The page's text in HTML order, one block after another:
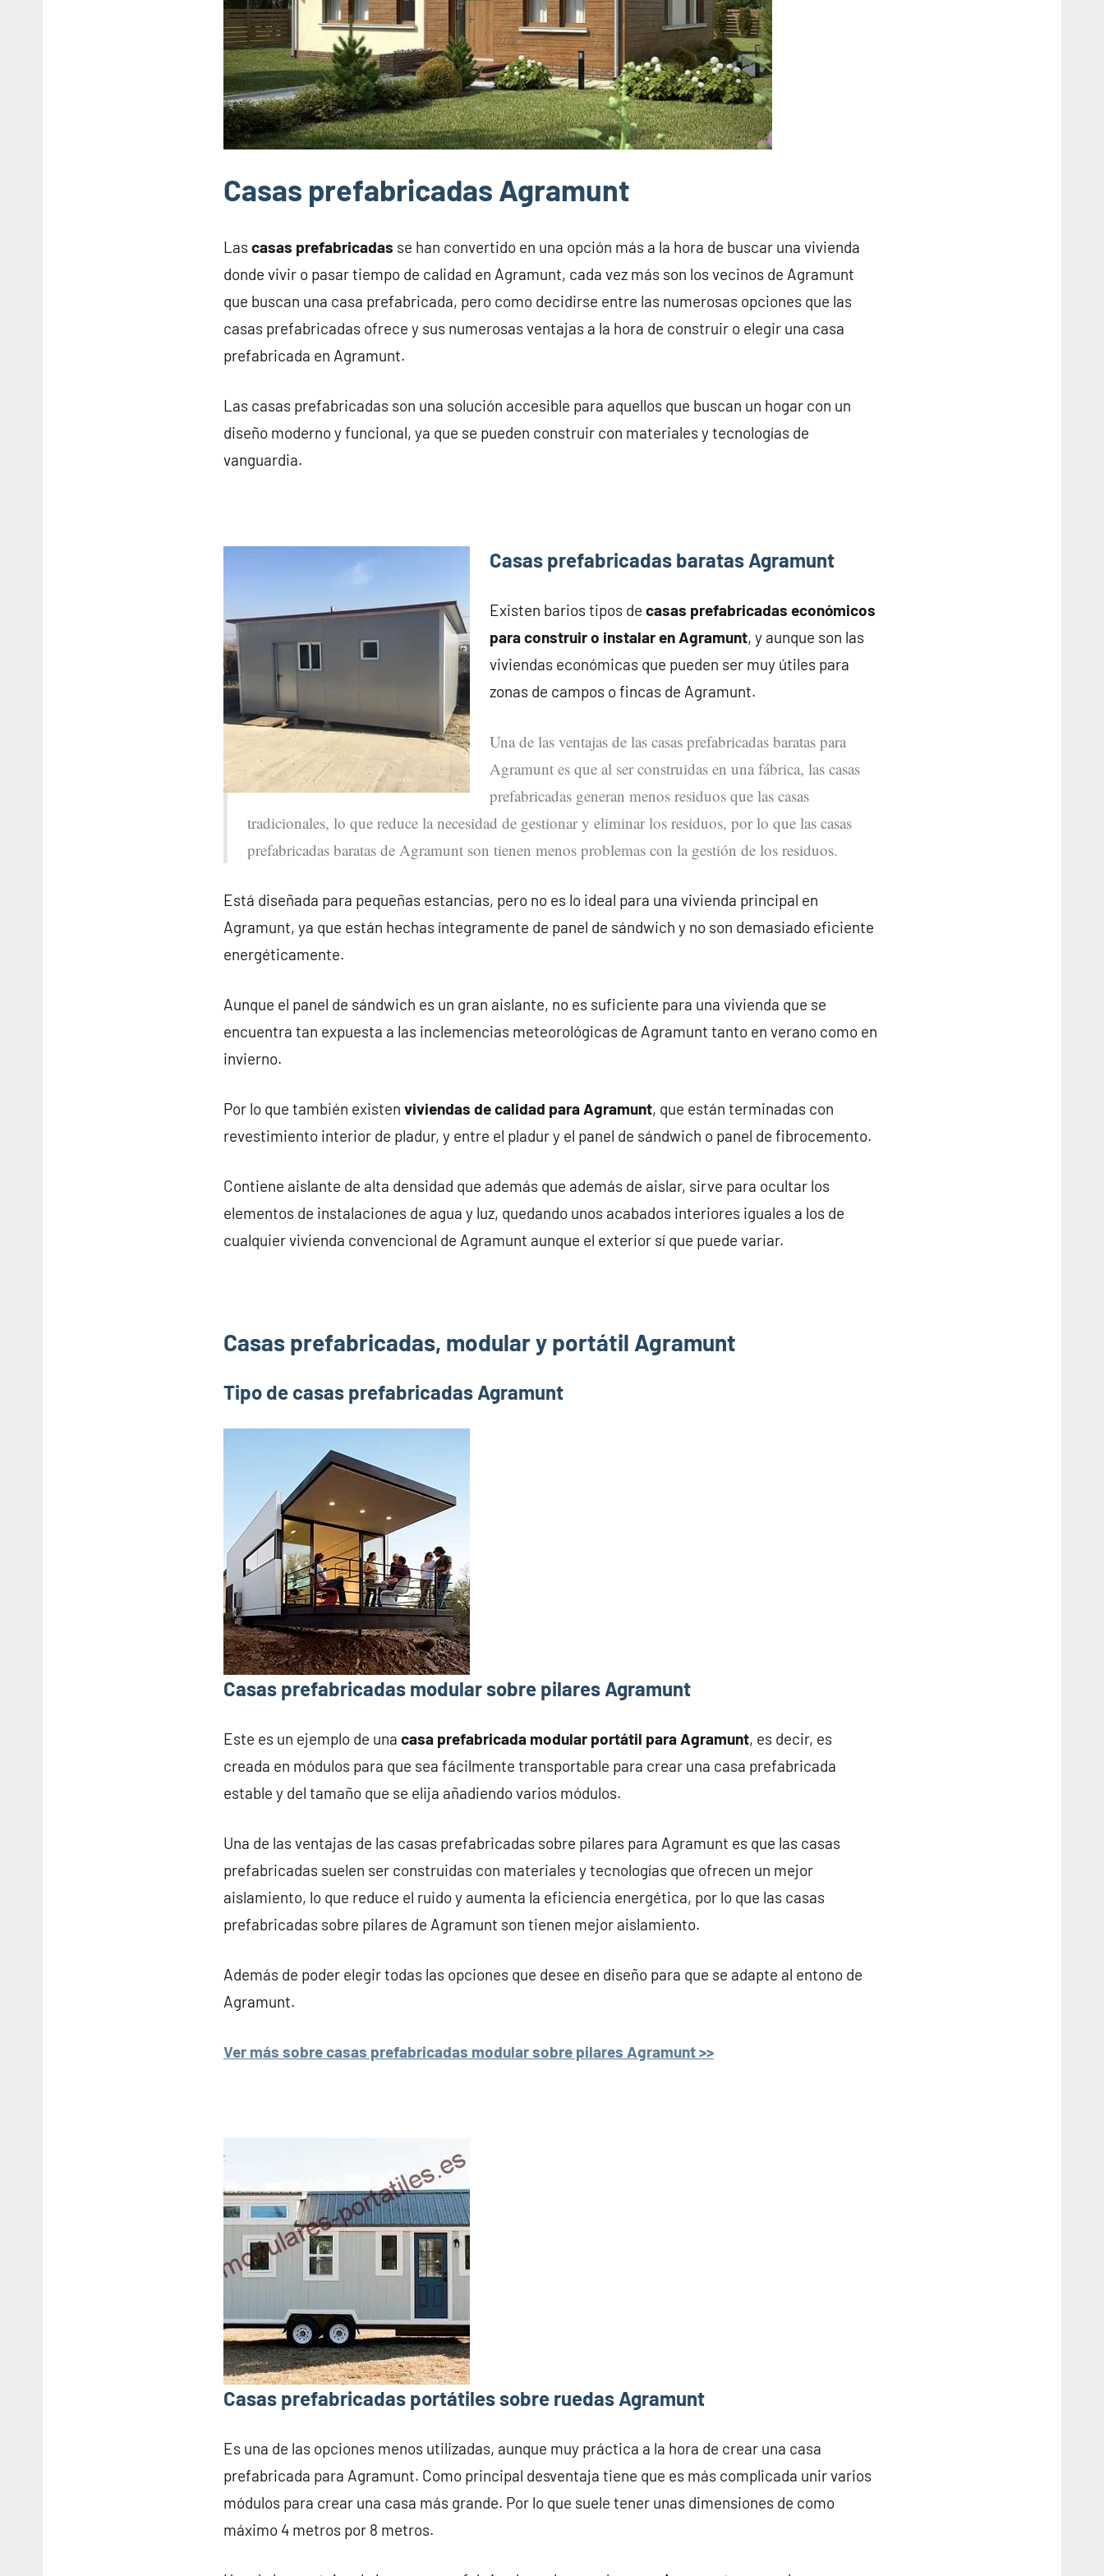
Casas prefabricadas Agramunt
Lascasas prefabricadas se han convertido en una opción más a la hora de buscar una vivienda
donde vivir o pasar tiempo de calidad en Agramunt, cada vez más son los vecinos de Agramunt
que buscan una casa prefabricada, pero como decidirse entre las numerosas opciones que las
casas prefabricadas ofrece y sus numerosas ventajas a la hora de construir o elegir una casa
prefabricada en Agramunt.
Las casas prefabricadas son una solución accesible para aquellos que buscan un hogar con un
diseño moderno y funcional, ya que se pueden construir con materiales y tecnologías de
vanguardia.
Casas prefabricadas baratas Agramunt
Existen barios tipos de casas prefabricadas económicos
para construir o instalar en Agramunt, y aunque son las
viviendas económicas que pueden ser muy útiles para
zonas de campos o fincas de Agramunt.
Una de las ventajas de las casas prefabricadas baratas para
Agramunt es que al ser construidas en una fábrica, las casas
prefabricadas generan menos residuos que las casas
tradicionales, lo que reduce la necesidad de gestionar y eliminar los residuos, por lo que las casas
prefabricadas baratas de Agramunt son tienen menos problemas con la gestión de los residuos.
Está diseñada para pequeñas estancias, pero no es lo ideal para una vivienda principal en
Agramunt, ya que están hechas íntegramente de panel de sándwich y no son demasiado eficiente
energéticamente.
Aunque el panel de sándwich es un gran aislante, no es suficiente para una vivienda que se
encuentra tan expuesta a las inclemencias meteorológicas de Agramunt tanto en verano como en
invierno.
Por lo que también existen viviendas de calidad para Agramunt, que están terminadas con
revestimiento interior de pladur, y entre el pladur y el panel de sándwich o panel de fibrocemento.
Contiene aislante de alta densidad que además que además de aislar, sirve para ocultar los
elementos de instalaciones de agua y luz, quedando unos acabados interiores iguales a los de
cualquier vivienda convencional de Agramunt aunque el exterior sí que puede variar.
Casas prefabricadas, modular y portátil Agramunt
Tipo de casas prefabricadas Agramunt
Casas prefabricadas modular sobre pilares Agramunt
Este es un ejemplo de una casa prefabricada modular portátil para Agramunt, es decir, es
creada en módulos para que sea fácilmente transportable para crear una casa prefabricada
estable y del tamaño que se elija añadiendo varios módulos.
Una de las ventajas de las casas prefabricadas sobre pilares para Agramunt es que las casas
prefabricadas suelen ser construidas con materiales y tecnologías que ofrecen un mejor
aislamiento, lo que reduce el ruido y aumenta la eficiencia energética, por lo que las casas
prefabricadas sobre pilares de Agramunt son tienen mejor aislamiento.
Además de poder elegir todas las opciones que desee en diseño para que se adapte al entono de
Agramunt.
Ver más sobre casas prefabricadas modular sobre pilares Agramunt >>
Casas prefabricadas portátiles sobre ruedas Agramunt
Es una de las opciones menos utilizadas, aunque muy práctica a la hora de crear una casa
prefabricada para Agramunt. Como principal desventaja tiene que es más complicada unir varios
módulos para crear una casa más grande. Por lo que suele tener unas dimensiones de como
máximo 4 metros por 8 metros.